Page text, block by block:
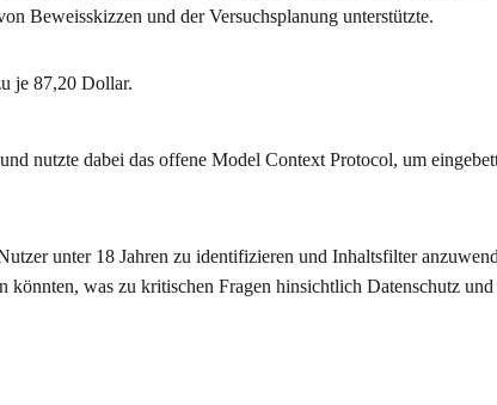
Beweisskizzen und der Versuchsplanung unterstützte.
je 87,20 Dollar.
nutzte dabei das offene Model Context Protocol, um
unter 18 Jahren zu identifizieren und Inhaltsfilter
was zu kritischen Fragen hinsichtlich Datenschutz